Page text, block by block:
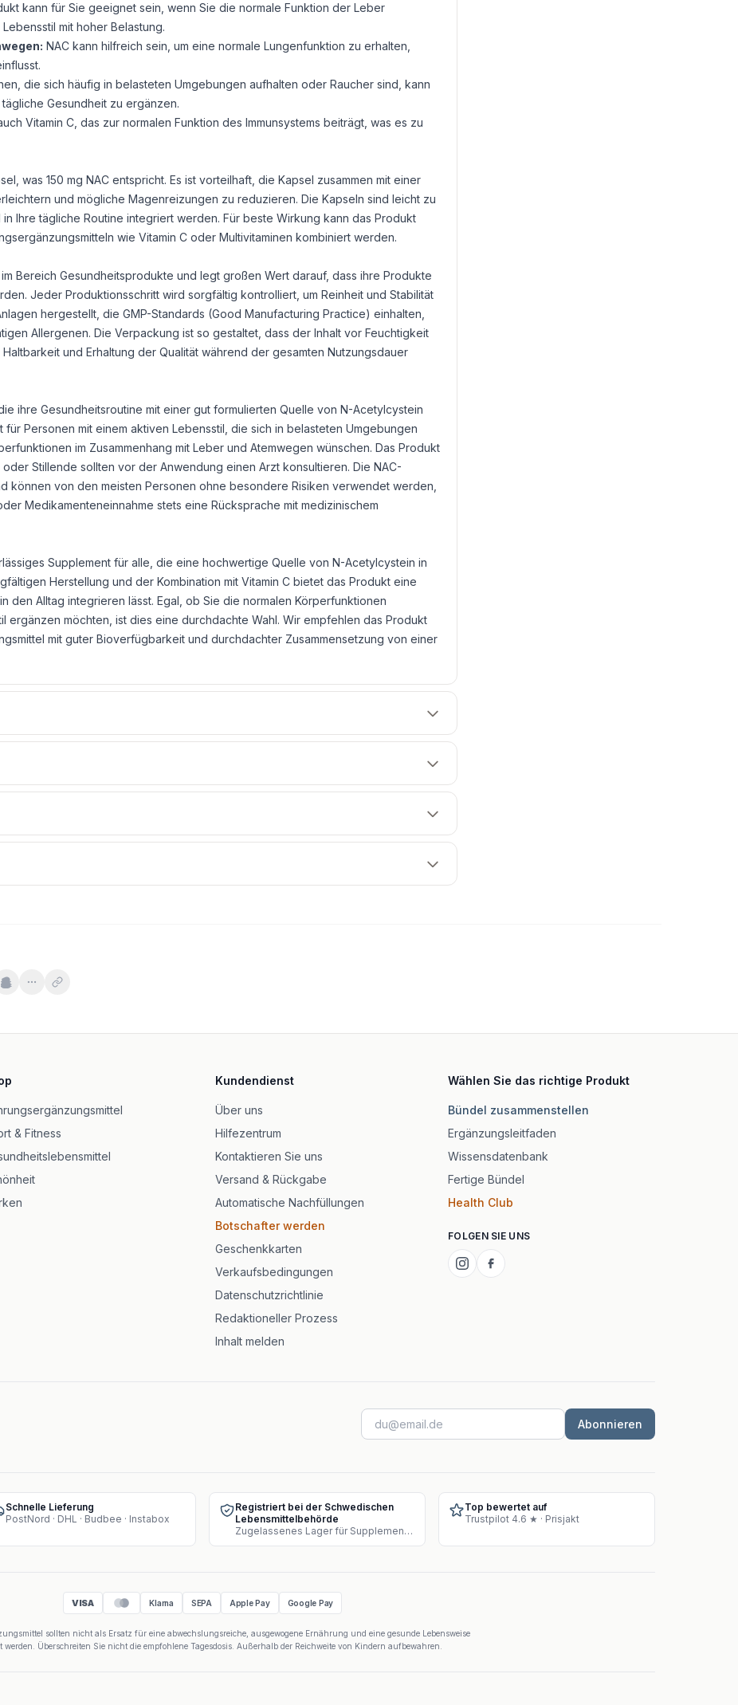
kann für Sie geeignet sein, wenn Sie die normale Funktion der Leber
mit hoher Belastung.
NAC kann hilfreich sein, um eine normale Lungenfunktion zu erhalten,
die sich häufig in belasteten Umgebungen aufhalten oder Raucher sind, kann
Gesundheit zu ergänzen.
Vitamin C, das zur normalen Funktion des Immunsystems beiträgt, was es zu
was 150 mg NAC entspricht. Es ist vorteilhaft, die Kapsel zusammen mit einer
und mögliche Magenreizungen zu reduzieren. Die Kapseln sind leicht zu
Ihre tägliche Routine integriert werden. Für beste Wirkung kann das Produkt
wie Vitamin C oder Multivitaminen kombiniert werden.
Bereich Gesundheitsprodukte und legt großen Wert darauf, dass ihre Produkte
Jeder Produktionsschritt wird sorgfältig kontrolliert, um Reinheit und Stabilität
hergestellt, die GMP-Standards (Good Manufacturing Practice) einhalten,
Allergenen. Die Verpackung ist so gestaltet, dass der Inhalt vor Feuchtigkeit
und Erhaltung der Qualität während der gesamten Nutzungsdauer
ihre Gesundheitsroutine mit einer gut formulierten Quelle von N-Acetylcystein
Personen mit einem aktiven Lebensstil, die sich in belasteten Umgebungen
im Zusammenhang mit Leber und Atemwegen wünschen. Das Produkt
Stillende sollten vor der Anwendung einen Arzt konsultieren. Die NAC-
können von den meisten Personen ohne besondere Risiken verwendet werden,
Medikamenteneinnahme stets eine Rücksprache mit medizinischem
Supplement für alle, die eine hochwertige Quelle von N-Acetylcystein in
Herstellung und der Kombination mit Vitamin C bietet das Produkt eine
den Alltag integrieren lässt. Egal, ob Sie die normalen Körperfunktionen
ergänzen möchten, ist dies eine durchdachte Wahl. Wir empfehlen das Produkt
mit guter Bioverfügbarkeit und durchdachter Zusammensetzung von einer
- 30 kapslar
Acid - 90 kapslar
IU
& Fitness
Kundendienst
Über uns
Hilfezentrum
Kontaktieren Sie uns
Versand & Rückgabe
Automatische Nachfüllungen
Botschafter werden
Geschenkkarten
Verkaufsbedingungen
Datenschutzrichtlinie
Redaktioneller Prozess
Inhalt melden
Wählen Sie das richtige Produkt
Bündel zusammenstellen
Ergänzungsleitfaden
Wissensdatenbank
Fertige Bündel
Health Club
FOLGEN SIE UNS
Abonnieren
Schnelle Lieferung
PostNord · DHL · Budbee · Instabox
Registriert bei der Schwedischen
Lebensmittelbehörde
Zugelassenes Lager für Supplement-Verkauf
Top bewertet auf
Trustpilot 4.6 ★ · Prisjakt
VISA Klarna SEPA Apple Pay Google Pay
sollten nicht als Ersatz für eine abwechslungsreiche, ausgewogene Ernährung und eine gesunde Lebensweise
werden. Überschreiten Sie nicht die empfohlene Tagesdosis. Außerhalb der Reichweite von Kindern aufbewahren.